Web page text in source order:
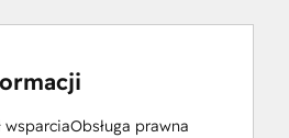
wsparciaObsługa prawna